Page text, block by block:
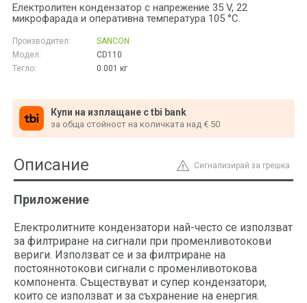
Електролитен кондензатор с напрежение 35 V, 22
микрофарада и оперативна температура 105 °C.
Производител:
SANCON
Модел:
CD110
Тегло:
0.001 кг
Купи на изплащане с tbi bank
за обща стойност на количката над € 50
Сигнализирай за грешка
Описание
Приложение
Електролитните кондензатори най-често се използват
за филтриране на сигнали при променливотокови
вериги. Използват се и за филтриране на
постояннотокови сигнали с променливотокова
компонента. Съществуват и супер кондензатори,
които се използват и за съхранение на енергия.